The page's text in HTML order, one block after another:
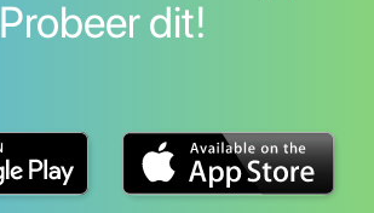
Probeer dit!